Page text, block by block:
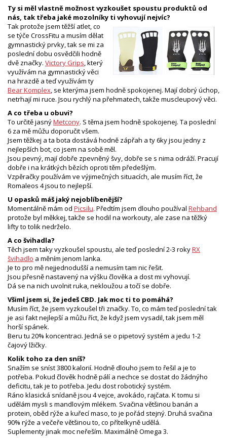
Ty si měl vlastně možnost vyzkoušet spoustu produktů od
nás, tak třeba jaké mozolníky ti vyhovují nejvíc?
Tak protože jsem těžší atlet, co
se týče CrossFitu a musím dělat
gymnastický prvky, tak se mi za
poslední dobu osvědčili hodně
dvě značky. Victory Grips, který
využívám na gymnastický věci
na hrazdě a teď využívám ty
Bear Komplex, se kterýma jsem hodně spokojenej. Mají dobrý úchop,
netrhají mi ruce. Jsou rychlý na přehmatech, takže muscleupový věci.
A co třeba u obuvi?
To určitě jasnýMetcony. S těma jsem hodně spokojenej. Ta poslední
6 za mě můžu doporučit všem.
Jsem těžkej a ta bota dostává hodně zápřah a ty 6ky jsou jedny z
nejlepších bot, co jsem na sobě měl.
Jsou pevný, mají dobře zpevněný švy, dobře se s nima odráží. Pracují
dobře i na krátkých bězích oproti těm předešlým.
Vzpěračky používám ve výjimečných situacích, ale musím říct, že
Romaleos 4 jsou to nejlepší.
U opasků máš jaký nejoblíbenější?
Momentálně mám od Picsilu. Předtím jsem dlouho používal Rehband
protože byl měkkej, takže se hodil na workouty, ale zase na těžký
lifty to tolik nedrželo.
A co švihadla?
Těch jsem taky vyzkoušel spoustu, ale teď poslední 2-3 rokyRX
švihadlo a měním jenom lanka.
Je to pro mě nejjednodušší a nemusím tam nic řešit.
Jsou přesně nastavený na výšku člověka a dost mi vyhovují.
Dá se na nich uvolnit ruka, nekloužou a točí se dobře.
Všiml jsem si, že jedeš CBD. Jak moc ti to pomáhá?
Musím říct, že jsem vyzkoušel tři značky. To, co mám teď poslední tak
je asi fakt nejlepší a můžu říct, že když jsem vysadil, tak jsem měl
horší spánek.
Beru tu 20% koncentraci. Jedná se o pipetový systém a jedu 1-2
čajový lžičky.
Kolik toho za den sníš?
Snažím se sníst 3800 kalorií. Hodně dlouho jsem to řešil a je to
potřeba. Pokud člověk hodně pálí a nechce se dostat do žádnýho
deficitu, tak je to potřeba. Jedu dost robotický systém.
Ráno klasická snídaně jsou 4 vejce, avokádo, rajčata. K tomu si
udělám mysli s mandlovým mlékem. Svačina většinou banán a
protein, oběd rýže a kuřecí maso, to je pořád stejný. Druhá svačina
90% rýže a večeře většinou to, co přítelkyně udělá.
Suplementy jinak moc neřeším. Maximálně Omega 3.